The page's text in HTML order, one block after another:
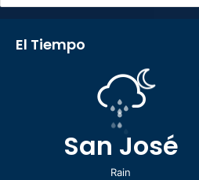
El Tiempo
San José
Rain